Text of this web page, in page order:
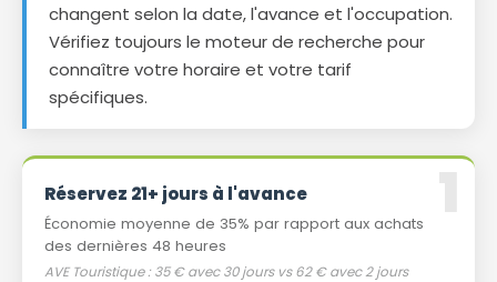
changent selon la date, l'avance et l'occupation.
Vérifiez toujours le moteur de recherche pour
connaître votre horaire et votre tarif
spécifiques.
Réservez 21+ jours à l'avance
Économie moyenne de 35% par rapport aux achats
des dernières 48 heures
AVE Touristique : 35 € avec 30 jours vs 62 € avec 2 jours